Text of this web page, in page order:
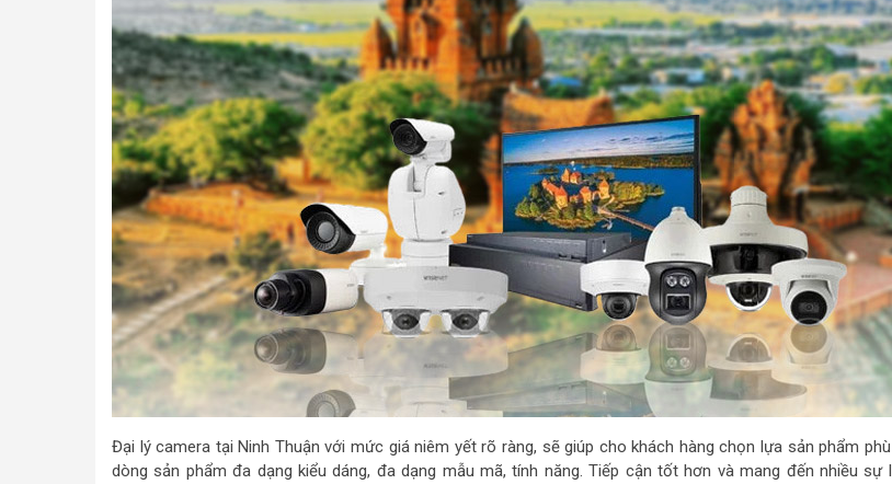
Đại lý camera tại Ninh Thuận với mức giá niêm yết rõ ràng, sẽ giúp cho khách hàng chọn lựa sản phẩm
dòng sản phẩm đa dạng kiểu dáng, đa dạng mẫu mã, tính năng. Tiếp cận tốt hơn và mang đến nhiều sự